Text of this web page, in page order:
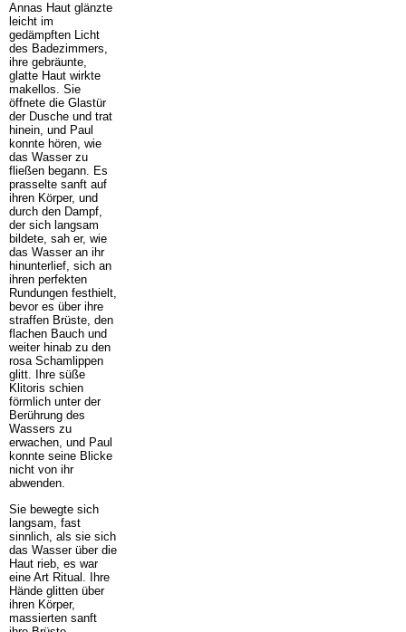
Annas Haut glänzte
leicht im
gedämpften Licht
des Badezimmers,
ihre gebräunte,
glatte Haut wirkte
makellos. Sie
öffnete die Glastür
der Dusche und trat
hinein, und Paul
konnte hören, wie
das Wasser zu
fließen begann. Es
prasselte sanft auf
ihren Körper, und
durch den Dampf,
der sich langsam
bildete, sah er, wie
das Wasser an ihr
hinunterlief, sich an
ihren perfekten
Rundungen festhielt,
bevor es über ihre
straffen Brüste, den
flachen Bauch und
weiter hinab zu den
rosa Schamlippen
glitt. Ihre süße
Klitoris schien
förmlich unter der
Berührung des
Wassers zu
erwachen, und Paul
konnte seine Blicke
nicht von ihr
abwenden.
Sie bewegte sich
langsam, fast
sinnlich, als sie sich
das Wasser über die
Haut rieb, es war
eine Art Ritual. Ihre
Hände glitten über
ihren Körper,
massierten sanft